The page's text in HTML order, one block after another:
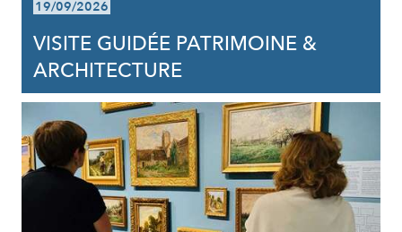
19/09/2026
VISITE GUIDÉE PATRIMOINE &
ARCHITECTURE